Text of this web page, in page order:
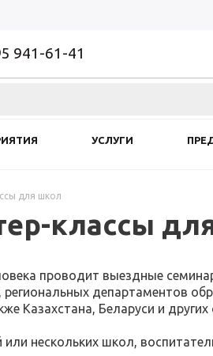
941-61-41
УСЛУГИ
для школ
классы
проводит выездные
департаментов
Казахстана, Беларуси и других
или нескольких школ,